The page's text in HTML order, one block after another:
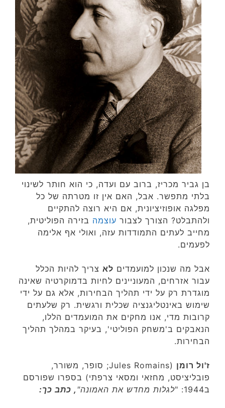
בן גביר מכריז, ברוב עם ועדה, כי הוא חותר לשינוי
בלתי מתפשר. אבל, האם אין זו מטרתה של כל
מפלגה אופוזיציונית, אם היא רוצה להתקיים
ולהתבלט? הצורך לצבור עוצמה בזירה הפוליטית,
מחייב לעתים התמודדות עזה, ואולי אף אלימה
לפעמים.
אבל מה שנכון למועמדים לא צריך להיות הכלל
עבור אזרחים, המעוניינים לחיות בדמוקרטיה שאינה
מוגדרת רק על ידי תהליך הבחירות, אלא גם על ידי
שימוש באינטליגנציה שכלית ורגשית. רק שלעתים
קרובות מדי, אנו מחקים את המועמדים הללו,
הנאבקים ב'משחק הפוליטי', בעיקר במהלך תהליך
הבחירות.
ז'ול רומן
(Jules Romains; סופר, משורר,
פובליציסט, מחזאי ומסאי צרפתי) בספרו שפורסם
ב1944: "
לגלות מחדש את האמונה" , כתב כך: